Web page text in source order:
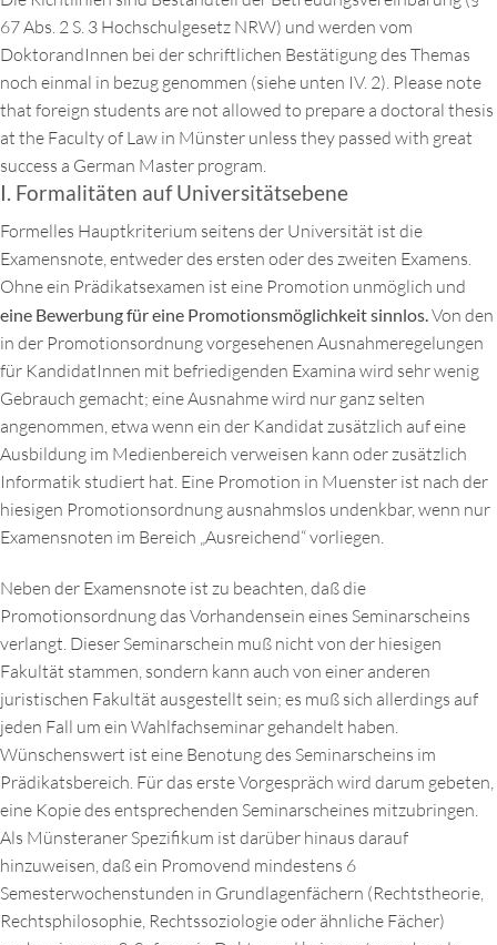
67 Abs. 2 S. 3 Hochschulgesetz NRW) und werden vom
DoktorandInnen bei der schriftlichen Bestätigung des Themas
noch einmal in bezug genommen (siehe unten IV. 2). Please note
that foreign students are not allowed to prepare a doctoral thesis
at the Faculty of Law in Münster unless they passed with great
success a German Master program.
I. Formalitäten auf Universitätsebene
Formelles Hauptkriterium seitens der Universität ist die
Examensnote, entweder des ersten oder des zweiten Examens.
Ohne ein Prädikatsexamen ist eine Promotion unmöglich und
eine Bewerbung für eine Promotionsmöglichkeit sinnlos. Von den
in der Promotionsordnung vorgesehenen Ausnahmeregelungen
für KandidatInnen mit befriedigenden Examina wird sehr wenig
Gebrauch gemacht; eine Ausnahme wird nur ganz selten
angenommen, etwa wenn ein der Kandidat zusätzlich auf eine
Ausbildung im Medienbereich verweisen kann oder zusätzlich
Informatik studiert hat. Eine Promotion in Muenster ist nach der
hiesigen Promotionsordnung ausnahmslos undenkbar, wenn nur
Examensnoten im Bereich „Ausreichend“ vorliegen.
Neben der Examensnote ist zu beachten, daß die
Promotionsordnung das Vorhandensein eines Seminarscheins
verlangt. Dieser Seminarschein muß nicht von der hiesigen
Fakultät stammen, sondern kann auch von einer anderen
juristischen Fakultät ausgestellt sein; es muß sich allerdings auf
jeden Fall um ein Wahlfachseminar gehandelt haben.
Wünschenswert ist eine Benotung des Seminarscheins im
Prädikatsbereich. Für das erste Vorgespräch wird darum gebeten,
eine Kopie des entsprechenden Seminarscheines mitzubringen.
Als Münsteraner Spezifikum ist darüber hinaus darauf
hinzuweisen, daß ein Promovend mindestens 6
Semesterwochenstunden in Grundlagenfächern (Rechtstheorie,
Rechtsphilosophie, Rechtssoziologie oder ähnliche Fächer)